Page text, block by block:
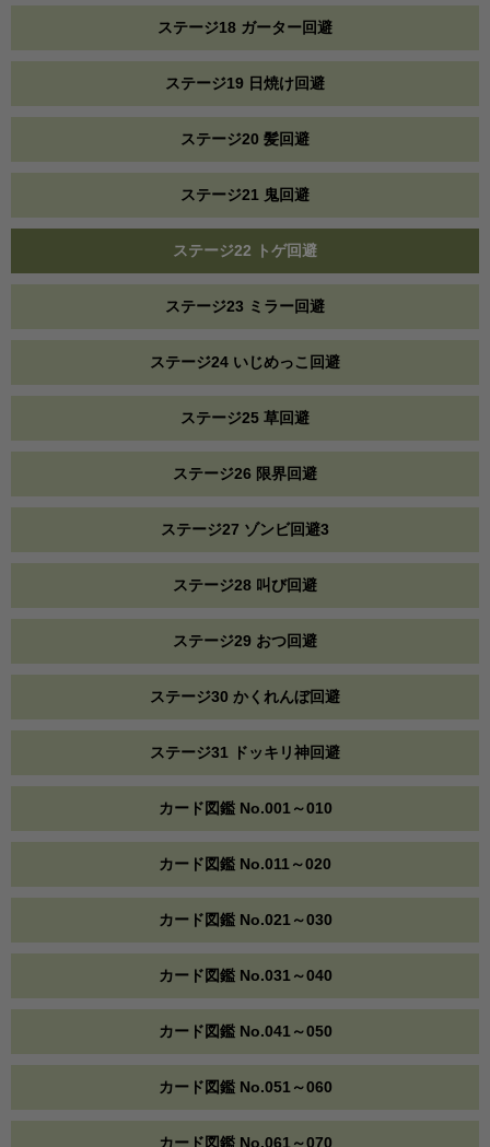
ステージ18 ガーター回避
ステージ19 日焼け回避
ステージ20 髪回避
ステージ21 鬼回避
ステージ22 トゲ回避
ステージ23 ミラー回避
ステージ24 いじめっこ回避
ステージ25 草回避
ステージ26 限界回避
ステージ27 ゾンビ回避3
ステージ28 叫び回避
ステージ29 おつ回避
ステージ30 かくれんぼ回避
ステージ31 ドッキリ神回避
カード図鑑 No.001～010
カード図鑑 No.011～020
カード図鑑 No.021～030
カード図鑑 No.031～040
カード図鑑 No.041～050
カード図鑑 No.051～060
カード図鑑 No.061～070